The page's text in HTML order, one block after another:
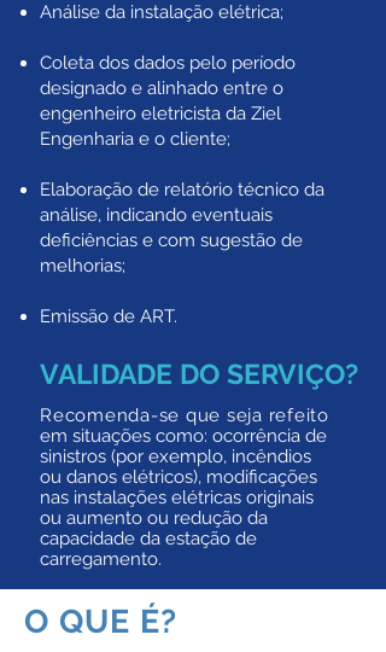
Análise da instalação elétrica;
Coleta dos dados pelo período
designado e alinhado entre o
engenheiro eletricista da Ziel
Engenharia e o cliente;
Elaboração de relatório técnico da
análise, indicando eventuais
deficiências e com sugestão de
melhorias;
Emissão de ART.
VALIDADE DO SERVIÇO?
Recomenda-se que seja refeito
em situações como: ocorrência de
sinistros (por exemplo, incêndios
ou danos elétricos), modificações
nas instalações elétricas originais
ou aumento ou redução da
capacidade da estação de
carregamento.
O QUE É?